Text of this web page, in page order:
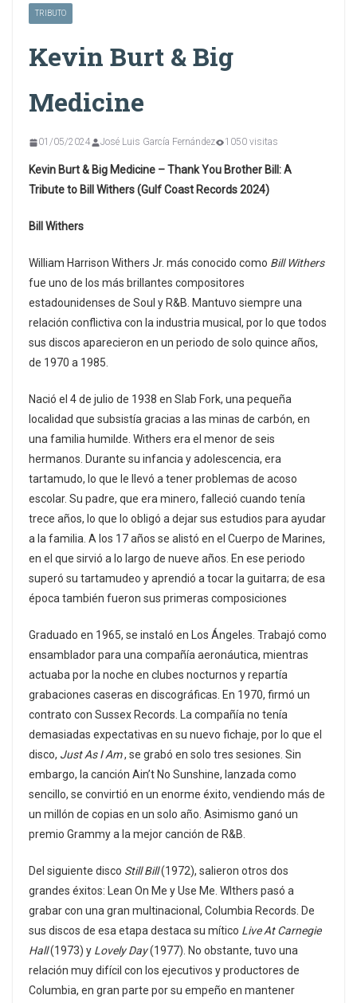
TRIBUTO
Kevin Burt & Big
Medicine
01/05/2024 José Luis García Fernández 1050 visitas
Kevin Burt & Big Medicine – Thank You Brother Bill: A
Tribute to Bill Withers (Gulf Coast Records 2024)
Bill Withers
William Harrison Withers Jr. más conocido como Bill Withers
fue uno de los más brillantes compositores
estadounidenses de Soul y R&B. Mantuvo siempre una
relación conflictiva con la industria musical, por lo que todos
sus discos aparecieron en un periodo de solo quince años,
de 1970 a 1985.
Nació el 4 de julio de 1938 en Slab Fork, una pequeña
localidad que subsistía gracias a las minas de carbón, en
una familia humilde. Withers era el menor de seis
hermanos. Durante su infancia y adolescencia, era
tartamudo, lo que le llevó a tener problemas de acoso
escolar. Su padre, que era minero, falleció cuando tenía
trece años, lo que lo obligó a dejar sus estudios para ayudar
a la familia. A los 17 años se alistó en el Cuerpo de Marines,
en el que sirvió a lo largo de nueve años. En ese periodo
superó su tartamudeo y aprendió a tocar la guitarra; de esa
época también fueron sus primeras composiciones
Graduado en 1965, se instaló en Los Ángeles. Trabajó como
ensamblador para una compañía aeronáutica, mientras
actuaba por la noche en clubes nocturnos y repartía
grabaciones caseras en discográficas. En 1970, firmó un
contrato con Sussex Records. La compañía no tenía
demasiadas expectativas en su nuevo fichaje, por lo que el
disco, Just As I Am, se grabó en solo tres sesiones. Sin
embargo, la canción Ain’t No Sunshine, lanzada como
sencillo, se convirtió en un enorme éxito, vendiendo más de
un millón de copias en un solo año. Asimismo ganó un
premio Grammy a la mejor canción de R&B.
Del siguiente disco Still Bill(1972), salieron otros dos
grandes éxitos: Lean On Me y Use Me. WIthers pasó a
grabar con una gran multinacional, Columbia Records. De
sus discos de esa etapa destaca su mítico Live At Carnegie
Hall(1973) y Lovely Day(1977). No obstante, tuvo una
relación muy difícil con los ejecutivos y productores de
Columbia, en gran parte por su empeño en mantener